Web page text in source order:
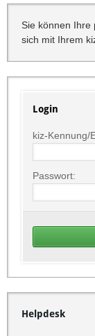
Sie können Ihre
sich mit Ihrem
Login
kiz-Kennung/
Passwort:
Helpdesk